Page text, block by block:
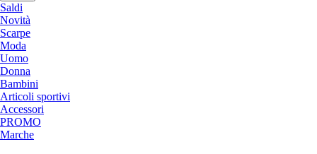
Saldi
Novità
Scarpe
Moda
Uomo
Donna
Bambini
Articoli sportivi
Accessori
PROMO
Marche